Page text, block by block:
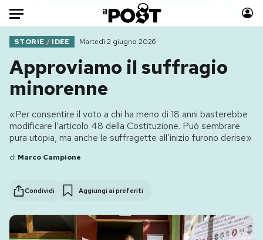
Auto
HOME
Italia
Mondo
Politica
Scienza
Cultura
Economia
Sport
Libri
Consumismi
Altrecose
Mondiali calcio 2026
STORIE / IDEE Martedì 2 giugno 2026
Approviamo il suffragio
minorenne
«Per consentire il voto a chi ha meno di 18 anni basterebbe
modificare l’articolo 48 della Costituzione. Può sembrare
pura utopia, ma anche le suffragette all’inizio furono derise»
di Marco Campione
Condividi Aggiungi ai preferiti